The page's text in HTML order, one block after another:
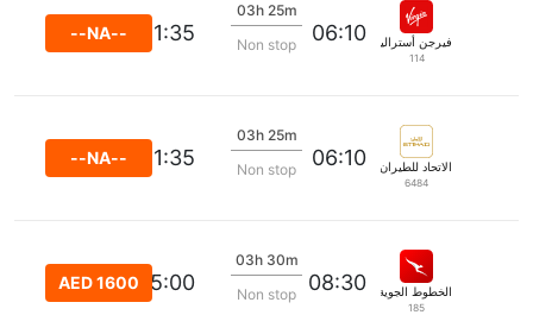
فيرجن أستراليا
114
06:10
03h 25m
Non stop
11:35
--NA--
الاتحاد للطيران
6484
06:10
03h 25m
Non stop
11:35
--NA--
الخطوط الجوية كانتاس
185
08:30
03h 30m
Non stop
15:00
AED 1600